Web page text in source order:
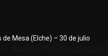
de Mesa (Elche) – 30 de julio